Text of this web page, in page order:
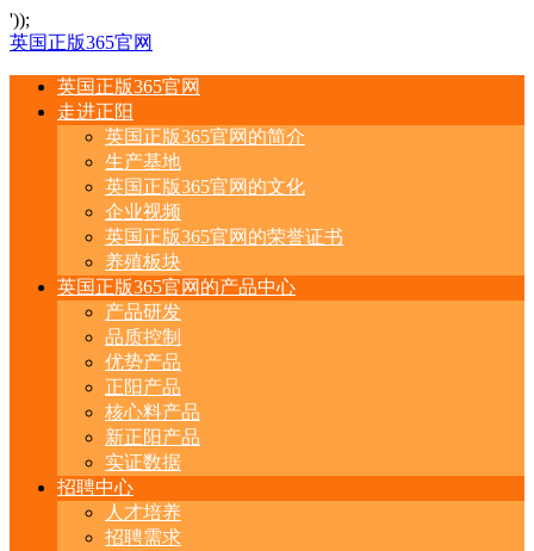
'));
英国正版365官网
英国正版365官网
走进正阳
英国正版365官网的简介
生产基地
英国正版365官网的文化
企业视频
英国正版365官网的荣誉证书
养殖板块
英国正版365官网的产品中心
产品研发
品质控制
优势产品
正阳产品
核心料产品
新正阳产品
实证数据
招聘中心
人才培养
招聘需求